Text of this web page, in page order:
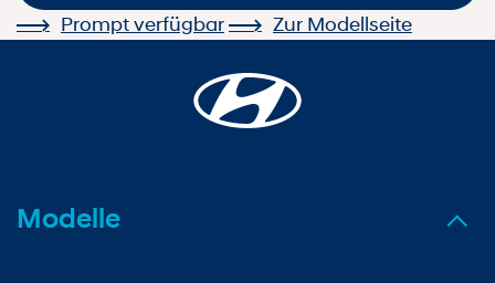
Prompt verfügbar
Zur Modellseite
Modelle